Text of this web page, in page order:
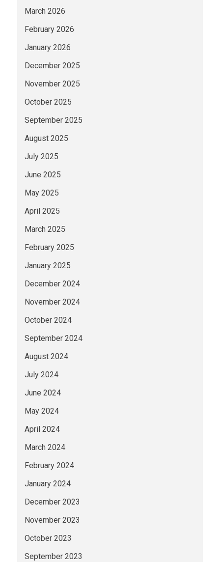
March 2026
February 2026
January 2026
December 2025
November 2025
October 2025
September 2025
August 2025
July 2025
June 2025
May 2025
April 2025
March 2025
February 2025
January 2025
December 2024
November 2024
October 2024
September 2024
August 2024
July 2024
June 2024
May 2024
April 2024
March 2024
February 2024
January 2024
December 2023
November 2023
October 2023
September 2023